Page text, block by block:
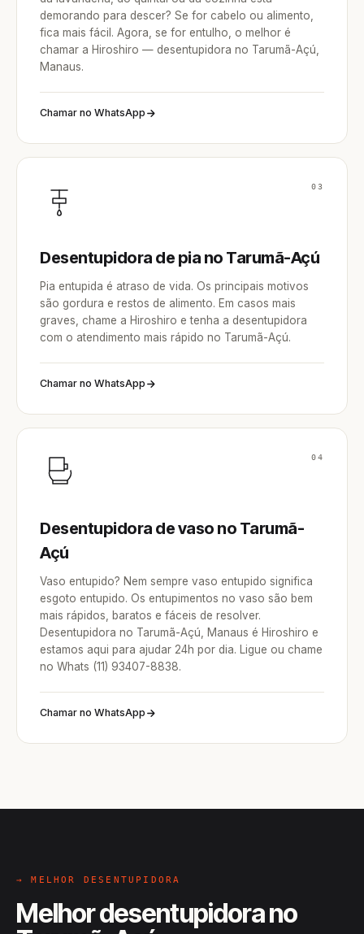
demorando para descer? Se for cabelo ou alimento,
fica mais fácil. Agora, se for entulho, o melhor é
chamar a Hiroshiro — desentupidora no Tarumã-Açú,
Manaus.
Chamar no WhatsApp
03
Desentupidora de pia no Tarumã-Açú
Pia entupida é atraso de vida. Os principais motivos
são gordura e restos de alimento. Em casos mais
graves, chame a Hiroshiro e tenha a desentupidora
com o atendimento mais rápido no Tarumã-Açú.
Chamar no WhatsApp
04
Desentupidora de vaso no Tarumã-
Açú
Vaso entupido? Nem sempre vaso entupido significa
esgoto entupido. Os entupimentos no vaso são bem
mais rápidos, baratos e fáceis de resolver.
Desentupidora no Tarumã-Açú, Manaus é Hiroshiro e
estamos aqui para ajudar 24h por dia. Ligue ou chame
no Whats (11) 93407-8838.
Chamar no WhatsApp
→ MELHOR DESENTUPIDORA
Melhor desentupidora no